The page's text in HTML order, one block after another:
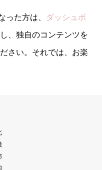
た方は、 ダッシュボ
、独自のコンテンツを
さい。それでは、お楽